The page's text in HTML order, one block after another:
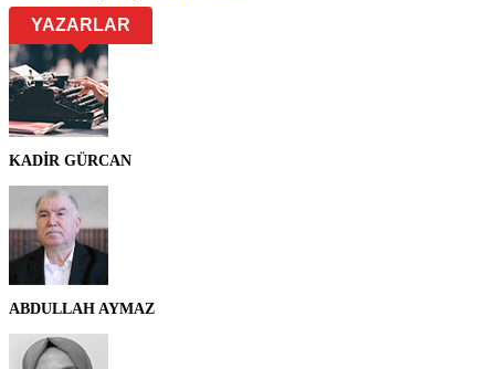
YAZARLAR
KADİR GÜRCAN
ABDULLAH AYMAZ